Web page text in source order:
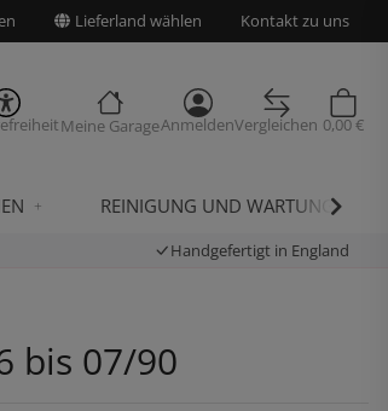
Lieferland wählen Kontakt zu uns
Meine GarageAnmeldenVergleichen 0,00 €
REINIGUNG UND WARTUNG
Handgefertigt in England
bis 07/90